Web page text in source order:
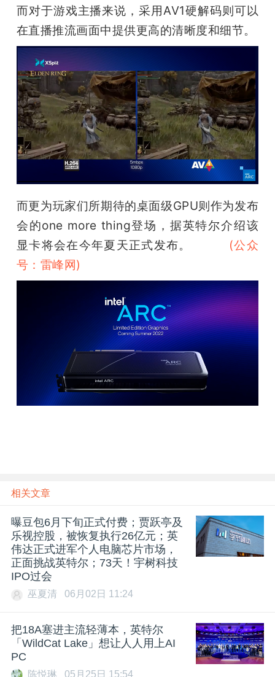
而对于游戏主播来说，采用AV1硬解码则可以
在直播推流画面中提供更高的清晰度和细节。
而更为玩家们所期待的桌面级GPU则作为发布
会的one more thing登场，据英特尔介绍该
显卡将会在今年夏天正式发布。
(公众
号：雷峰网)
相关文章
曝豆包6月下旬正式付费；贾跃亭及
乐视控股，被恢复执行26亿元；英
伟达正式进军个人电脑芯片市场，
正面挑战英特尔；73天！宇树科技
IPO过会
巫夏清 06月02日 11:24
把18A塞进主流轻薄本，英特尔
「WildCat Lake」想让人人用上AI
PC
陈悦琳 05月25日 15:54